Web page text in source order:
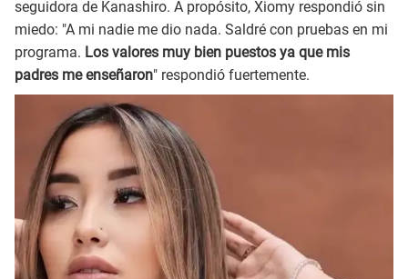
seguidora de Kanashiro. A propósito, Xiomy respondió sin
miedo: "A mi nadie me dio nada. Saldré con pruebas en mi
programa. Los valores muy bien puestos ya que mis
padres me enseñaron" respondió fuertemente.